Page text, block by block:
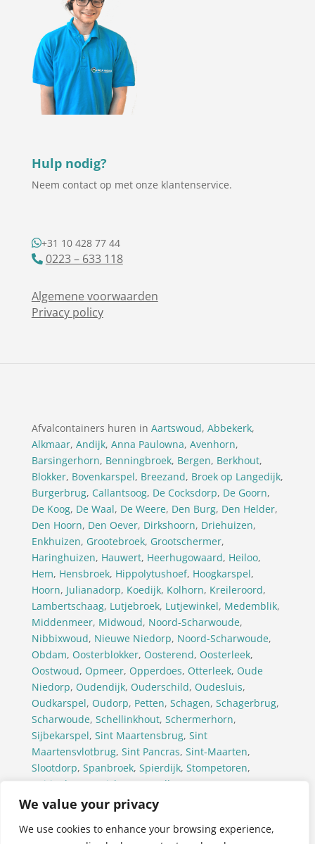
We value your privacy
We use cookies to enhance your browsing experience,
Hulp nodig?
Neem contact op met onze klantenservice.
+31 10 428 77 44
0223 – 633 118
Algemene voorwaarden
Privacy policy
Afvalcontainers huren in Aartswoud, Abbekerk,
Alkmaar, Andijk, Anna Paulowna, Avenhorn,
Barsingerhorn, Benningbroek, Bergen, Berkhout,
Blokker, Bovenkarspel, Breezand, Broek op Langedijk,
Burgerbrug, Callantsoog, De Cocksdorp, De Goorn,
De Koog, De Waal, De Weere, Den Burg, Den Helder,
Den Hoorn, Den Oever, Dirkshoorn, Driehuizen,
Enkhuizen, Grootebroek, Grootschermer,
Haringhuizen, Hauwert, Heerhugowaard, Heiloo,
Hem, Hensbroek, Hippolytushoef, Hoogkarspel,
Hoorn, Julianadorp, Koedijk, Kolhorn, Kreileroord,
Lambertschaag, Lutjebroek, Lutjewinkel, Medemblik,
Middenmeer, Midwoud, Noord-Scharwoude,
Nibbixwoud, Nieuwe Niedorp, Noord-Scharwoude,
Obdam, Oosterblokker, Oosterend, Oosterleek,
Oostwoud, Opmeer, Opperdoes, Otterleek, Oude
Niedorp, Oudendijk, Ouderschild, Oudesluis,
Oudkarspel, Oudorp, Petten, Schagen, Schagerbrug,
Scharwoude, Schellinkhout, Schermerhorn,
Sijbekarspel, Sint Maartensbrug, Sint
Maartensvlotbrug, Sint Pancras, Sint-Maarten,
Slootdorp, Spanbroek, Spierdijk, Stompetoren,
Tuitjenhorn
Twisk Ursem(Alkmaar)
Ursem(Koggenland),’t Veld,
Warmenhuizen
Wervershoof
Westwoud,Wieringerwaard,Wieringerwerf,